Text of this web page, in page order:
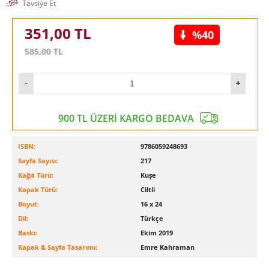
hizmetlerini bireysel ve kurumsal yapıda sürdürmektedir.
Yazarın daha önce yayınlanmış Forex 5N isimli bir eseri
Tavsiye Et
351,00 TL
585,00TL
%40
900 TL ÜZERİ KARGO BEDAVA
ISBN:
9786059248693
Sayfa Sayısı:
217
Kağıt Türü:
Kuşe
Kapak Türü:
Ciltli
Boyut:
16 x 24
Dil:
Türkçe
Baskı:
Ekim 2019
Kapak & Sayfa Tasarımı:
Emre Kahraman